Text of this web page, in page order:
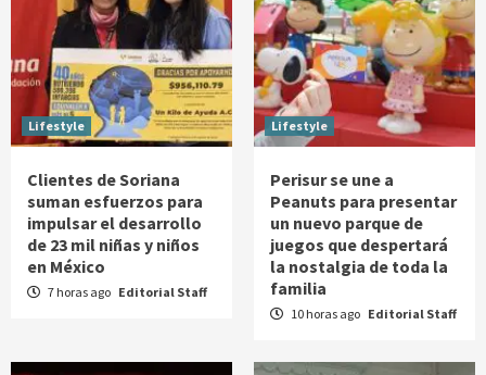
Lifestyle
Clientes de Soriana
suman esfuerzos para
impulsar el desarrollo
de 23 mil niñas y niños
en México
7 horas ago Editorial Staff
Lifestyle
Perisur se une a
Peanuts para presentar
un nuevo parque de
juegos que despertará
la nostalgia de toda la
familia
10 horas ago Editorial Staff